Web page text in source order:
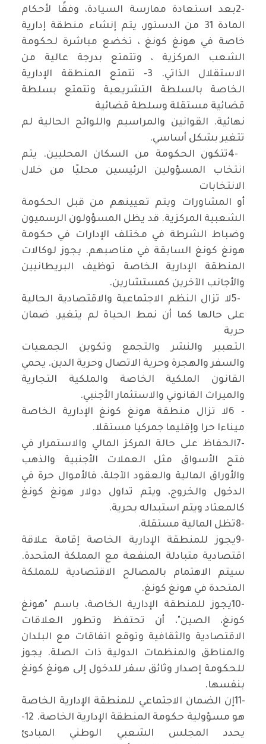
2-بعد استعادة ممارسة السيادة، وفقًا لأحكام
المادة 31 من الدستور، يتم إنشاء منطقة إدارية
خاصة في هونغ كونغ ، تخضع مباشرة لحكومة
الشعب المركزية ، وتتمتع بدرجة عالية من
الاستقلال الذاتي. 3- تتمتع المنطقة الإدارية
الخاصة بالسلطة التشريعية وتتمتع بسلطة
قضائية مستقلة وسلطة قضائية
نهائية. القوانين والمراسيم واللوائح الحالية لم
تتغير بشكل أساسي.
4-تتكون الحكومة من السكان المحليين. يتم
انتخاب المسؤولين الرئيسين محليًا من خلال
الانتخابات
أو المشاورات ويتم تعيينهم من قبل الحكومة
الشعبية المركزية. قد يظل المسؤولون الرسميون
وضباط الشرطة في مختلف الإدارات في حكومة
هونغ كونغ السابقة في مناصبهم. يجوز لوكالات
المنطقة الإدارية الخاصة توظيف البريطانيين
والأجانب الآخرين كمستشارين.
5-لا تزال النظم الاجتماعية والاقتصادية الحالية
على حالها كما أن نمط الحياة لم يتغير. ضمان
حرية
التعبير والنشر والتجمع وتكوين الجمعيات
والسفر والهجرة وحرية الاتصال وحرية الدين. يحمي
القانون الملكية الخاصة والملكية التجارية
والميراث القانوني والاستثمار الأجنبي.
6 -لا تزال منطقة هونغ كونغ الإدارية الخاصة
ميناءا حرا وإقليما جمركيا مستقلا.
7-الحفاظ على حالة المركز المالي والاستمرار في
فتح الأسواق مثل العملات الأجنبية والذهب
والأوراق المالية والعقود الآجلة، فالأموال حرة في
الدخول والخروج، ويتم تداول دولار هونغ كونغ
كالمعتاد ويتم استبداله بحرية.
8-تظل المالية مستقلة.
9-يجوز للمنطقة الإدارية الخاصة إقامة علاقة
اقتصادية متبادلة المنفعة مع المملكة المتحدة.
سيتم الاهتمام بالمصالح الاقتصادية للمملكة
المتحدة في هونغ كونغ.
10- يجوز للمنطقة الإدارية الخاصة، باسم "هونغ
كونغ، الصين"، أن تحتفظ وتطور العلاقات
الاقتصادية والثقافية وتوقع اتفاقات مع البلدان
والمناطق والمنظمات الدولية ذات الصلة. يجوز
للحكومة إصدار وثائق سفر للدخول إلى هونغ كونغ
بنفسها.
11- إن الضمان الاجتماعي للمنطقة الإدارية الخاصة
هو مسؤولية حكومة المنطقة الإدارية الخاصة. 12-
يحدد المجلس الشعبي الوطني المبادئ